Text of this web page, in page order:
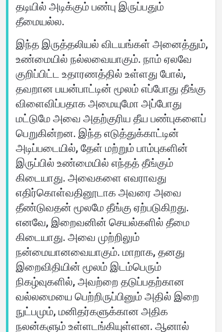
தடியில் அடிக்கும் பண்பு இருப்பதும்
தீமையல்ல.
இந்த இருத்தலியல் விடயங்கள் அனைத்தும்,
உண்மையில் நல்லவையாகும். நாம் ஏலவே
குறிப்பிட்ட உதாரணத்தில் உள்ளது போல்,
தவறான பயன்பாட்டின் மூலம் எப்போது தீங்கு
விளைவிப்பதாக அமையுமோ அப்போது
மட்டுமே அவை அதற்குரிய தீய பண்புகளைப்
பெறுகின்றன. இந்த எடுத்துக்காட்டின்
அடிப்படையில், தேள் மற்றும் பாம்புகளின்
இருப்பில் உண்மையில் எந்தத் தீங்கும்
கிடையாது. அவைகளை எவராவது
எதிர்கொள்வதினூடாக அவரை அவை
தீண்டுவதன் மூலமே தீங்கு ஏற்படுகிறது.
எனவே, இறைவனின் செயல்களில் தீமை
கிடையாது. அவை முற்றிலும்
நன்மையானவையாகும். மாறாக, தனது
இறைவிதியின் மூலம் இடம்பெரும்
நிகழ்வுகளில், அவற்றை தடுப்பதற்கான
வல்லமையை பெற்றிருப்பினும் அதில் இறை
நுட்பமும், மனிதர்களுக்கான அதிக
நலன்களும் உள்ளடங்கியுள்ளன. ஆனால்